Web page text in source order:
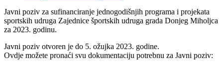
Javni poziv za sufinanciranje jednogodišnjih programa i projekata
sportskih udruga Zajednice športskih udruga grada Donjeg Miholjca
za 2023. godinu.
Javni poziv otvoren je do 5. ožujka 2023. godine.
Ovdje možete pronaći svu dokumentaciju potrebnu za Javni poziv: